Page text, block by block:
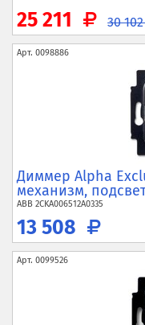
25 211 30
Арт. 0098886
Диммер Alpha
механизм,
ABB 2CKA006512A0335
13 508
Арт. 0099526